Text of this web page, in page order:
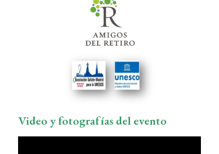
Video y fotografías del evento